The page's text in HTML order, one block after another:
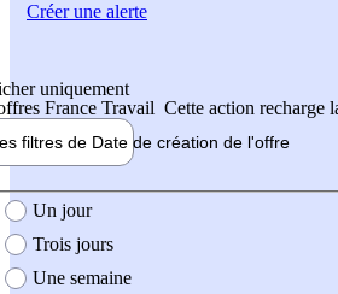
uniquement
France Travail Cette action recharge
filtres de Date de création de l'offre
création de l'offre
Un jour
Trois jours
Une semaine
Créer une alerte